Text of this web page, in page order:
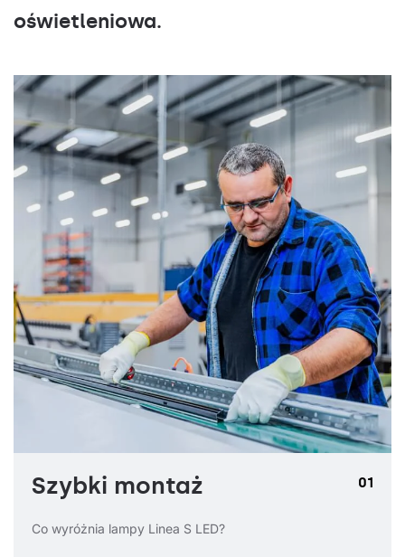
oświetleniowa.
01
Szybki montaż
Co wyróżnia lampy Linea S LED?